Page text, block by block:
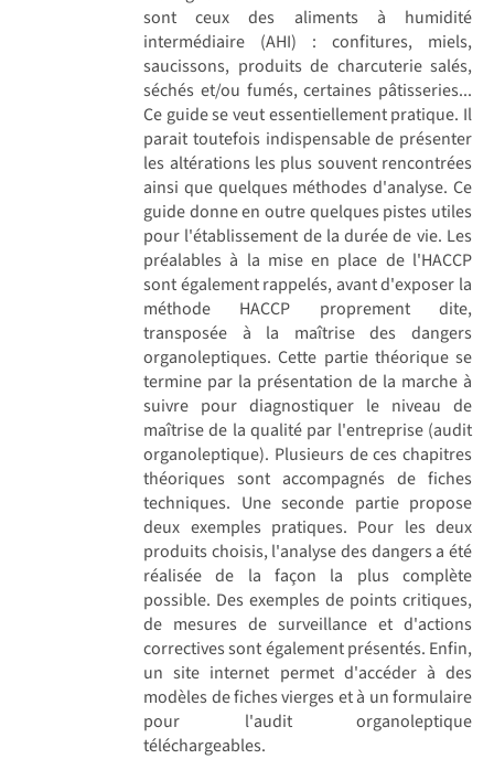
sont ceux des aliments à humidité
intermédiaire (AHI) : confitures, miels,
saucissons, produits de charcuterie salés,
séchés et/ou fumés, certaines pâtisseries...
Ce guide se veut essentiellement pratique. Il
parait toutefois indispensable de présenter
les altérations les plus souvent rencontrées
ainsi que quelques méthodes d'analyse. Ce
guide donne en outre quelques pistes utiles
pour l'établissement de la durée de vie. Les
préalables à la mise en place de l'HACCP
sont également rappelés, avant d'exposer la
méthode HACCP proprement dite,
transposée à la maîtrise des dangers
organoleptiques. Cette partie théorique se
termine par la présentation de la marche à
suivre pour diagnostiquer le niveau de
maîtrise de la qualité par l'entreprise (audit
organoleptique). Plusieurs de ces chapitres
théoriques sont accompagnés de fiches
techniques. Une seconde partie propose
deux exemples pratiques. Pour les deux
produits choisis, l'analyse des dangers a été
réalisée de la façon la plus complète
possible. Des exemples de points critiques,
de mesures de surveillance et d'actions
correctives sont également présentés. Enfin,
un site internet permet d'accéder à des
modèles de fiches vierges et à un formulaire
pour l'audit organoleptique
téléchargeables.